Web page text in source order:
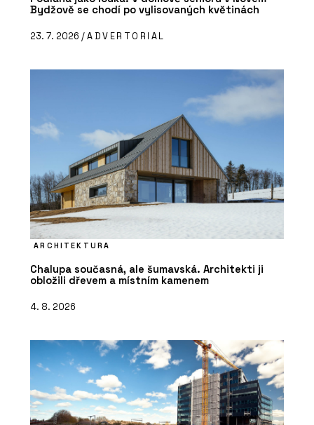
Bydžově se chodí po vylisovaných květinách
23. 7. 2026 /ADVERTORIAL
ARCHITEKTURA
Chalupa současná, ale šumavská. Architekti ji
obložili dřevem a místním kamenem
4. 8. 2026